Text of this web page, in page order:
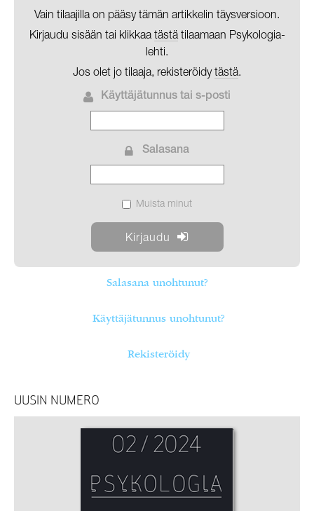
Vain tilaajilla on pääsy tämän artikkelin täysversioon.
Kirjaudu sisään tai klikkaa tästätilaamaan Psykologia-
lehti.
Jos olet jo tilaaja, rekisteröidytästä.
Käyttäjätunnus tai s-posti
Salasana
Muista minut
Salasana unohtunut?
Käyttäjätunnus unohtunut?
Rekisteröidy
UUSIN NUMERO